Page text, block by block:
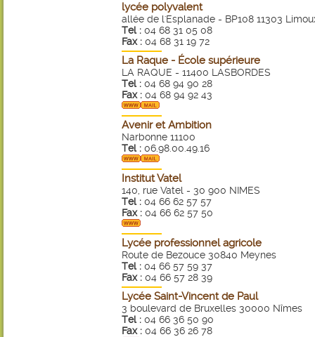
lycée polyvalent
allée de l'Esplanade - BP108 11303
Tel : 04 68 31 05 08
Fax : 04 68 31 19 72
La Raque - École supérieure
LA RAQUE - 11400 LASBORDES
Tel : 04 68 94 90 28
Fax : 04 68 94 92 43
Avenir et Ambition
Narbonne 11100
Tel : 06.98.00.49.16
Institut Vatel
140, rue Vatel - 30 900 NIMES
Tel : 04 66 62 57 57
Fax : 04 66 62 57 50
Lycée professionnel agricole
Route de Bezouce 30840 Meynes
Tel : 04 66 57 59 37
Fax : 04 66 57 28 39
Lycée Saint-Vincent de Paul
3 boulevard de Bruxelles 30000 Nîmes
Tel : 04 66 36 50 90
Fax : 04 66 36 26 78